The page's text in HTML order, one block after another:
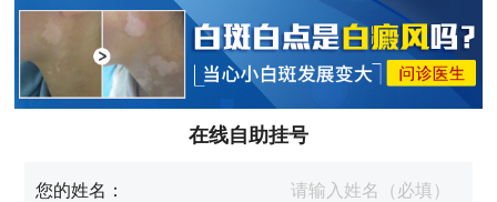
在线自助挂号
您的姓名：